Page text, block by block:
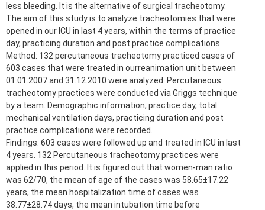
less bleeding. It is the alternative of surgical tracheotomy.
The aim of this study is to analyze tracheotomies that were
opened in our ICU in last 4 years, within the terms of practice
day, practicing duration and post practice complications.
Method: 132 percutaneous tracheotomy practiced cases of
603 cases that were treated in ourreanimation unit between
01.01.2007 and 31.12.2010 were analyzed. Percutaneous
tracheotomy practices were conducted via Griggs technique
by a team. Demographic information, practice day, total
mechanical ventilation days, practicing duration and post
practice complications were recorded.
Findings: 603 cases were followed up and treated in ICU in last
4 years. 132 Percutaneous tracheotomy practices were
applied in this period. It is figured out that women-man ratio
was 62/70, the mean of age of the cases was 58.65±17.22
years, the mean hospitalization time of cases was
38.77±28.74 days, the mean intubation time before